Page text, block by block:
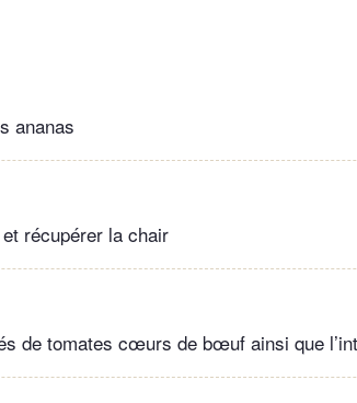
ananas
récupérer la chair
de tomates cœurs de bœuf ainsi que